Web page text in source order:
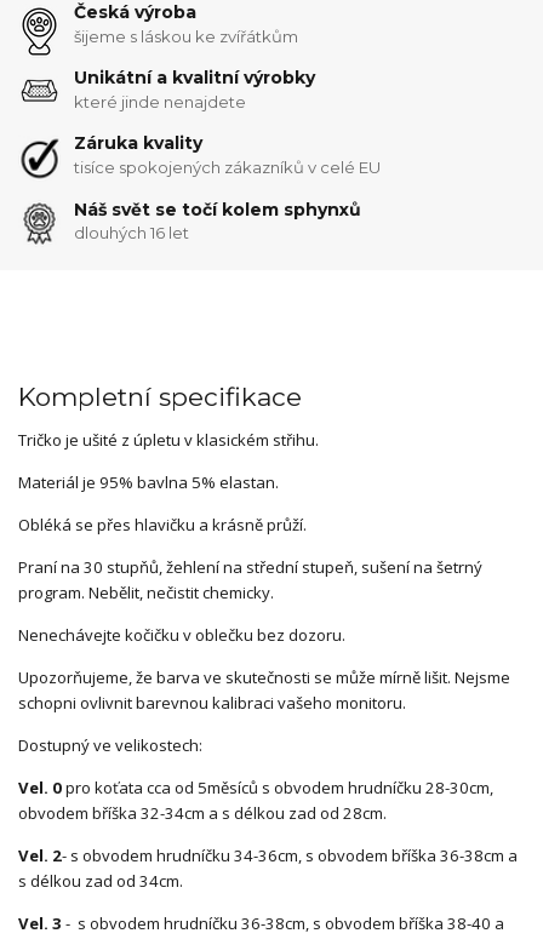
Česká výroba
šijeme s láskou ke zvířátkům
Unikátní a kvalitní výrobky
které jinde nenajdete
Záruka kvality
tisíce spokojených zákazníků v celé EU
Náš svět se točí kolem sphynxů
dlouhých 16 let
Kompletní specifikace
Tričko je ušité z úpletu v klasickém střihu.
Materiál je 95% bavlna 5% elastan.
Obléká se přes hlavičku a krásně průží.
Praní na 30 stupňů, žehlení na střední stupeň, sušení na šetrný
program. Nebělit, nečistit chemicky.
Nenechávejte kočičku v oblečku bez dozoru.
Upozorňujeme, že barva ve skutečnosti se může mírně lišit. Nejsme
schopni ovlivnit barevnou kalibraci vašeho monitoru.
Dostupný ve velikostech:
Vel. 0pro koťata cca od 5měsíců s obvodem hrudníčku 28-30cm,
obvodem bříška 32-34cm a s délkou zad od 28cm.
Vel. 2- s obvodem hrudníčku 34-36cm, s obvodem bříška 36-38cm a
s délkou zad od 34cm.
Vel. 3 - s obvodem hrudníčku 36-38cm, s obvodem bříška 38-40 a